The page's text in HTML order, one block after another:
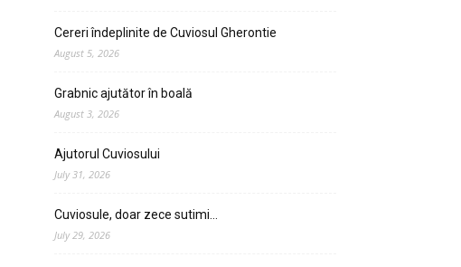
Cereri îndeplinite de Cuviosul Gherontie
August 5, 2026
Grabnic ajutător în boală
August 3, 2026
Ajutorul Cuviosului
July 31, 2026
Cuviosule, doar zece sutimi…
July 29, 2026